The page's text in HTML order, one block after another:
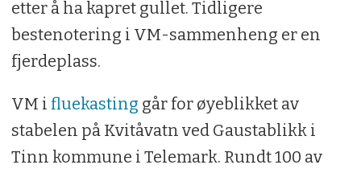
etter å ha kapret gullet. Tidligere
bestenotering i VM-sammenheng er en
fjerdeplass.
VM i fluekasting går for øyeblikket av
stabelen på Kvitåvatn ved Gaustablikk i
Tinn kommune i Telemark. Rundt 100 av